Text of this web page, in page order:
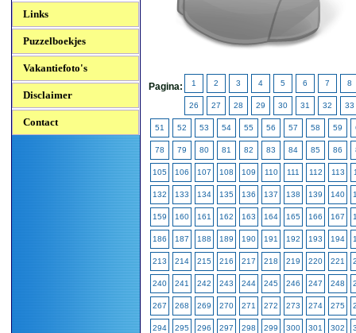
Links
Puzzelboekjes
Vakantiefoto's
Disclaimer
Contact
Pagina: 1 2 3 4 5 6 7 8
26 27 28 29 30 31 32 33
51 52 53 54 55 56 57 58 59
78 79 80 81 82 83 84 85 86
105 106 107 108 109 110 111 112 113
132 133 134 135 136 137 138 139 140
159 160 161 162 163 164 165 166 167
186 187 188 189 190 191 192 193 194
213 214 215 216 217 218 219 220 221
240 241 242 243 244 245 246 247 248
267 268 269 270 271 272 273 274 275
294 295 296 297 298 299 300 301 302